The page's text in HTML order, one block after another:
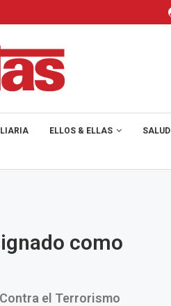
ELLOS & ELLAS SALUD
como
el Terrorismo